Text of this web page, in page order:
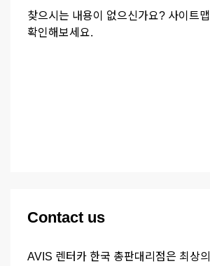
찾으시는 내용이 없으신가요? 사이트
확인해보세요.
Contact us
AVIS 렌터카 한국 총판대리점은 최상